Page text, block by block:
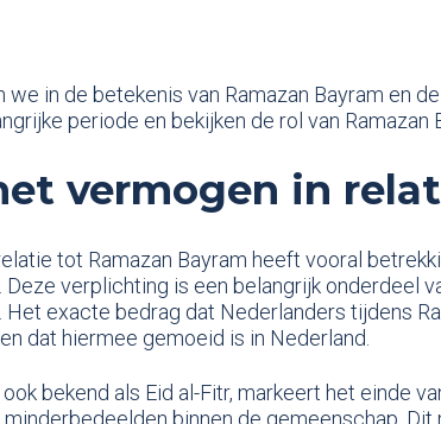
we in de betekenis van Ramazan Bayram en
periode en bekijken de rol van Ramazan
vermogen in
tot Ramazan Bayram heeft vooral
Deze verplichting is een belangrijk onderdeel
exacte bedrag dat Nederlanders tijdens
dat hiermee gemoeid is in Nederland.
ook bekend als Eid al-Fitr, markeert het einde
binnen de gemeenschap.